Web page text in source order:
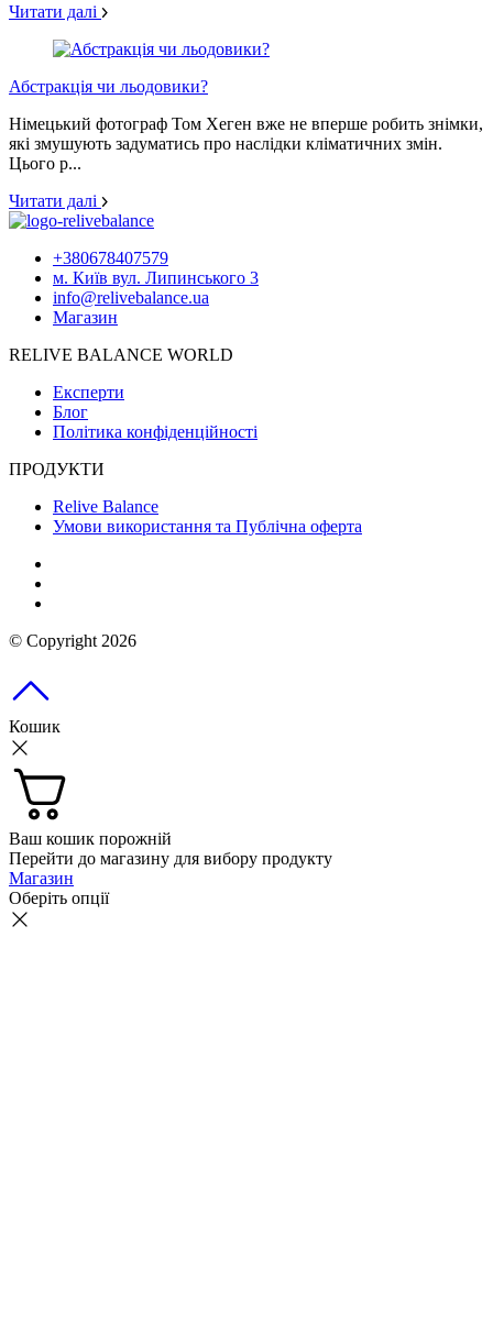
Читати далі
Абстракція чи льодовики?
Німецький фотограф Том Хеген вже не вперше робить знімки,
які змушують задуматись про наслідки кліматичних змін.
Цього р...
Читати далі
+380678407579
м. Київ вул. Липинського 3
info@relivebalance.ua
Магазин
RELIVE BALANCE WORLD
Експерти
Блог
Політика конфіденційності
ПРОДУКТИ
Relive Balance
Умови використання та Публічна оферта
© Copyright 2026
Кошик
Ваш кошик порожній
Перейти до магазину для вибору продукту
Магазин
Оберіть опції